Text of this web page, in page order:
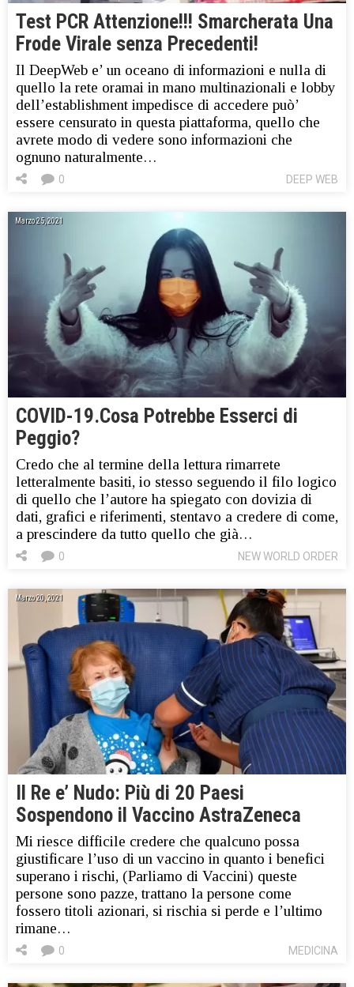
Test PCR Attenzione!!! Smarcherata Una
Frode Virale senza Precedenti!
Il DeepWeb e’ un oceano di informazioni e nulla di
quello la rete oramai in mano multinazionali e lobby
dell’establishment impedisce di accedere può’
essere censurato in questa piattaforma, quello che
avrete modo di vedere sono informazioni che
ognuno naturalmente…
DEEP WEB
0
Marzo 25, 2021
COVID-19.Cosa Potrebbe Esserci di
Peggio?
Credo che al termine della lettura rimarrete
letteralmente basiti, io stesso seguendo il filo logico
di quello che l’autore ha spiegato con dovizia di
dati, grafici e riferimenti, stentavo a credere di come,
a prescindere da tutto quello che già…
NEW WORLD ORDER
0
Marzo 20, 2021
Il Re e’ Nudo: Più di 20 Paesi
Sospendono il Vaccino AstraZeneca
Mi riesce difficile credere che qualcuno possa
giustificare l’uso di un vaccino in quanto i benefici
superano i rischi, (Parliamo di Vaccini) queste
persone sono pazze, trattano la persone come
fossero titoli azionari, si rischia si perde e l’ultimo
rimane…
MEDICINA
0